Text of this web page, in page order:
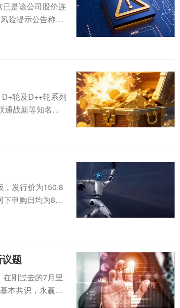
是该公司股价连
险提示公告称，
轮及D++轮系列
通战新等知名产
发行价为150.8
申购日均为8月
题
刚过去的7月里
本共识，永赢、